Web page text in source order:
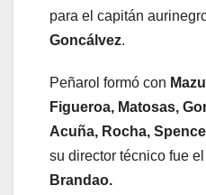
para el capitán
Goncálvez.
Peñarol formó con
Figueroa, Matosas,
Acuña, Rocha,
su director técnico fue
Brandao.